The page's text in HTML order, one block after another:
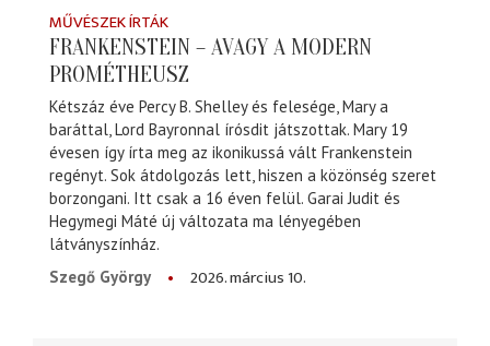
MŰVÉSZEK ÍRTÁK
FRANKENSTEIN – AVAGY A MODERN
PROMÉTHEUSZ
Kétszáz éve Percy B. Shelley és felesége, Mary a
baráttal, Lord Bayronnal írósdit játszottak. Mary 19
évesen így írta meg az ikonikussá vált Frankenstein
regényt. Sok átdolgozás lett, hiszen a közönség szeret
borzongani. Itt csak a 16 éven felül. Garai Judit és
Hegymegi Máté új változata ma lényegében
látványszínház.
Szegő György
2026. március 10.